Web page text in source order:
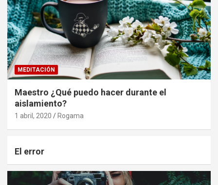
MEDITACIÓN
Maestro ¿Qué puedo hacer durante el
aislamiento?
1 abril, 2020 Rogama
El error